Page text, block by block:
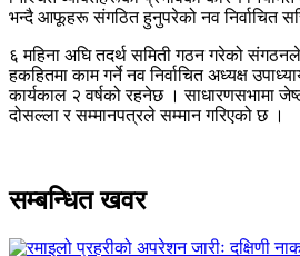
भन्दै आफूहरू संगठित हुनुपरेको नव निर्वाचित
६ महिना अघि तदर्थ समिती गठन गरेको
हकहितमा काम गर्ने नव निर्वाचित अध्यक्ष
कार्यकाल २ वर्षको रहनेछ । साधारणसभामा
दोसल्ला र सम्मानपत्रले सम्मान गरिएको छ ।
सम्बन्धित खवर